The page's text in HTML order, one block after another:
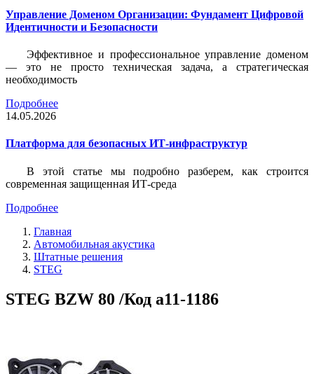
Управление Доменом Организации: Фундамент Цифровой
Идентичности и Безопасности
Эффективное и профессиональное управление доменом
— это не просто техническая задача, а стратегическая
необходимость
Подробнее
14.05.2026
Платформа для безопасных ИТ-инфраструктур
В этой статье мы подробно разберем, как строится
современная защищенная ИТ-среда
Подробнее
Главная
Автомобильная акустика
Штатные решения
STEG
STEG BZW 80 /Код a11-1186